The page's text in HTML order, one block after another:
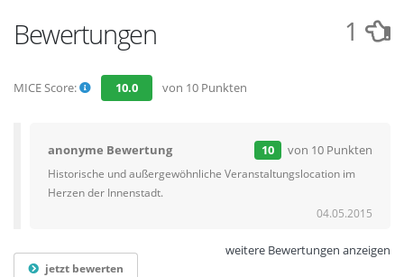
Bewertungen 1
MICE Score: 10.0 von 10 Punkten
anonyme Bewertung 10 von 10 Punkten
Historische und außergewöhnliche Veranstaltungslocation im
Herzen der Innenstadt.
04.05.2015
weitere Bewertungen anzeigen
jetzt bewerten